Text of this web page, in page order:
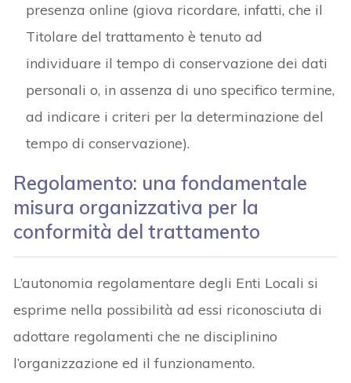
presenza online (giova ricordare, infatti, che il
Titolare del trattamento è tenuto ad
individuare il tempo di conservazione dei dati
personali o, in assenza di uno specifico termine,
ad indicare i criteri per la determinazione del
tempo di conservazione).
Regolamento: una fondamentale
misura organizzativa per la
conformità del trattamento
L’autonomia regolamentare degli Enti Locali si
esprime nella possibilità ad essi riconosciuta di
adottare regolamenti che ne disciplinino
l’organizzazione ed il funzionamento.